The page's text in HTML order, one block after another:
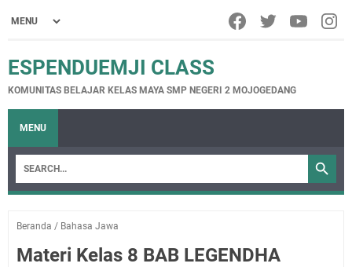
ESPENDUEMJI CLASS
KOMUNITAS BELAJAR KELAS MAYA SMP NEGERI 2 MOJOGEDANG
MENU
Beranda / Bahasa Jawa
Materi Kelas 8 BAB LEGENDHA